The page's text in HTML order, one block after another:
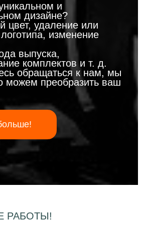
и
дизайне?
цвет, удаление или
изменение
выпуска,
комплектов и т. д.
обращаться к нам, мы
можем преобразить ваш
РАБОТЫ!